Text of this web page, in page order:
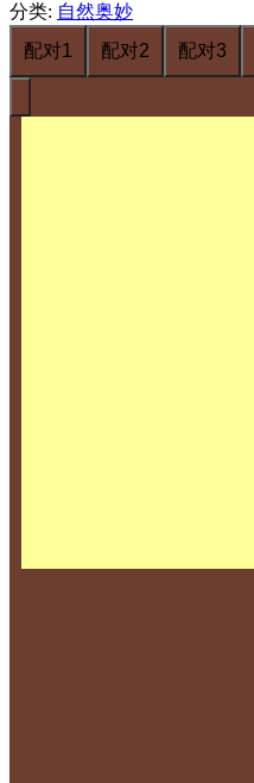
分类: 自然奥妙
配对1
配对2 配对3